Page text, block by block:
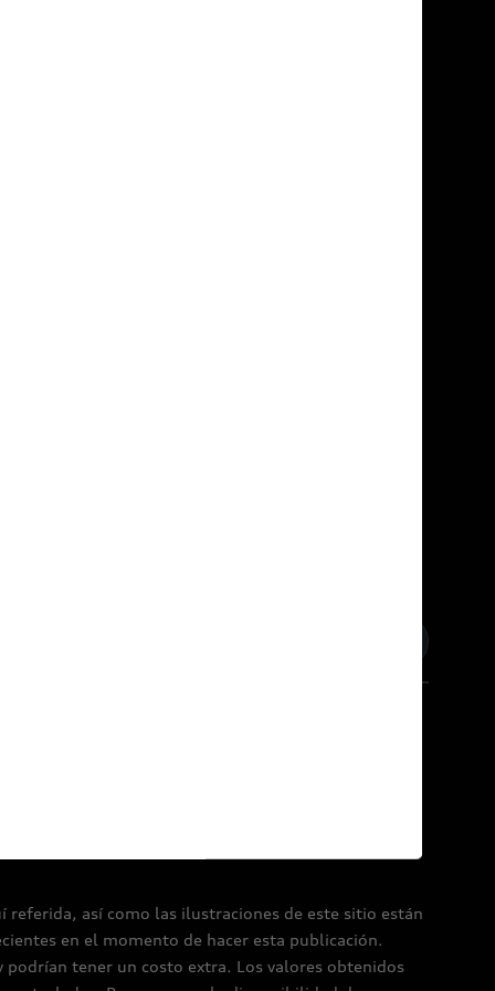
referida, así como las ilustraciones de este sitio están
en el momento de hacer esta publicación.
tener un costo extra. Los valores obtenidos